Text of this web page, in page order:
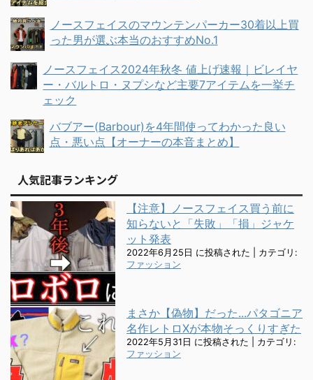
ノースフェイスのマウンテンパーカー30着以上買
った男が選ぶ本当のおすすめNo.1
ノースフェイス2024年秋冬 値上げ速報｜ビレイヤ
ー・バルトロ・ヌプシなど主要7アイテムを一挙チ
ェック
バブアー(Barbour)を4年間使ってわかった良い
点・悪い点【オーナーの本音まとめ】
人気記事ランキング
【注意】ノースフェイス買う前に
知らないと「失敗」「損」ジャケ
ット発表
2022年6月25日 に投稿された
カテゴリ:
ファッション
まさか【偽物】だった...パタゴニア
名作レトロXが本物そっくりすぎた
2022年5月31日 に投稿された
カテゴリ:
ファッション